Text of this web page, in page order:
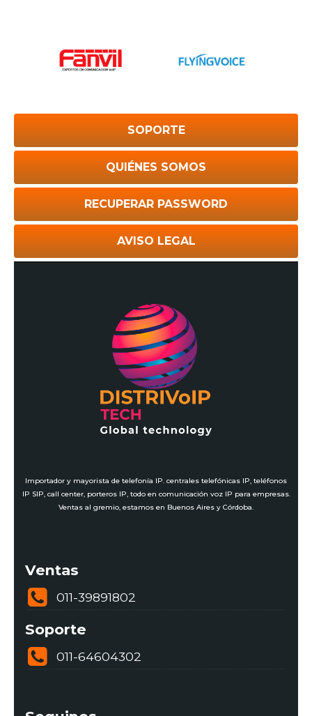
SOPORTE
QUIÉNES SOMOS
RECUPERAR PASSWORD
AVISO LEGAL
Importador y mayorista de telefonía IP. centrales telefónicas IP, teléfonos
IP SIP, call center, porteros IP, todo en comunicación voz IP para empresas.
Ventas al gremio, estamos en Buenos Aires y Córdoba.
Ventas
011-39891802
Soporte
011-64604302